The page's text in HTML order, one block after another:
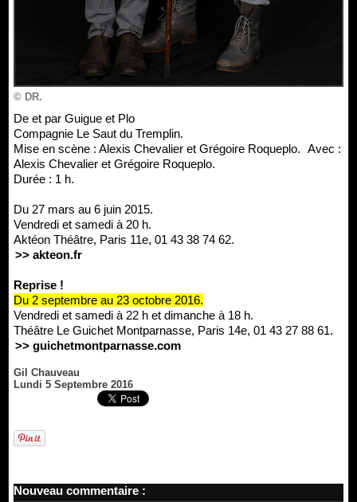
© DR.
De et par Guigue et Plo
Compagnie Le Saut du Tremplin.
Mise en scène : Alexis Chevalier et Grégoire Roqueplo. Avec :
Alexis Chevalier et Grégoire Roqueplo.
Durée : 1 h.
Du 27 mars au 6 juin 2015.
Vendredi et samedi à 20 h.
Aktéon Théâtre, Paris 11e, 01 43 38 74 62.
>> akteon.fr
Reprise !
Du 2 septembre au 23 octobre 2016.
Vendredi et samedi à 22 h et dimanche à 18 h.
Théâtre Le Guichet Montparnasse, Paris 14e, 01 43 27 88 61.
>> guichetmontparnasse.com
Gil Chauveau
Lundi 5 Septembre 2016
Nouveau commentaire :